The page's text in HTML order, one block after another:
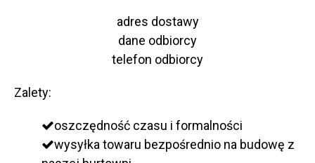
adres dostawy
dane odbiorcy
telefon odbiorcy
Zalety:
oszczędność czasu i formalności
wysyłka towaru bezpośrednio na budowę z